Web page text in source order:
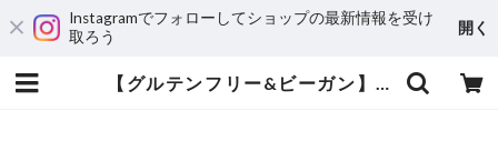
Instagramでフォローしてショップの最新情報を受け
取ろう
開く
【グルテンフリー&ビーガン】ANYの自家製グラノーラ 150g | ANY B&B+COFFEE | Nara, Japan